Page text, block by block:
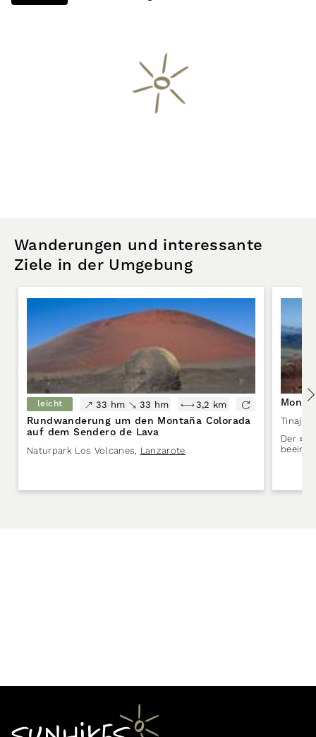
Wanderungen und interessante
Ziele in der Umgebung
leicht 33 hm 33 hm 3,2 km
Rundwanderung um den Montaña Colorada
auf dem Sendero de Lava
Naturpark Los Volcanes, Lanzarote
Tinajo
Der